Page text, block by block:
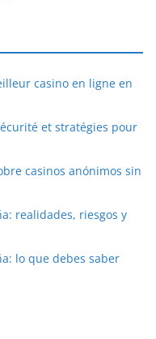
casino en ligne en
et stratégies pour
casinos anónimos sin
realidades, riesgos y
lo que debes saber